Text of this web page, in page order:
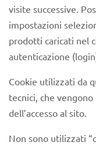
visite successive.
impostazioni
prodotti caricati nel
autenticazione
Cookie utilizzati da
tecnici, che
dell’accesso al sito.
Non sono utilizzati